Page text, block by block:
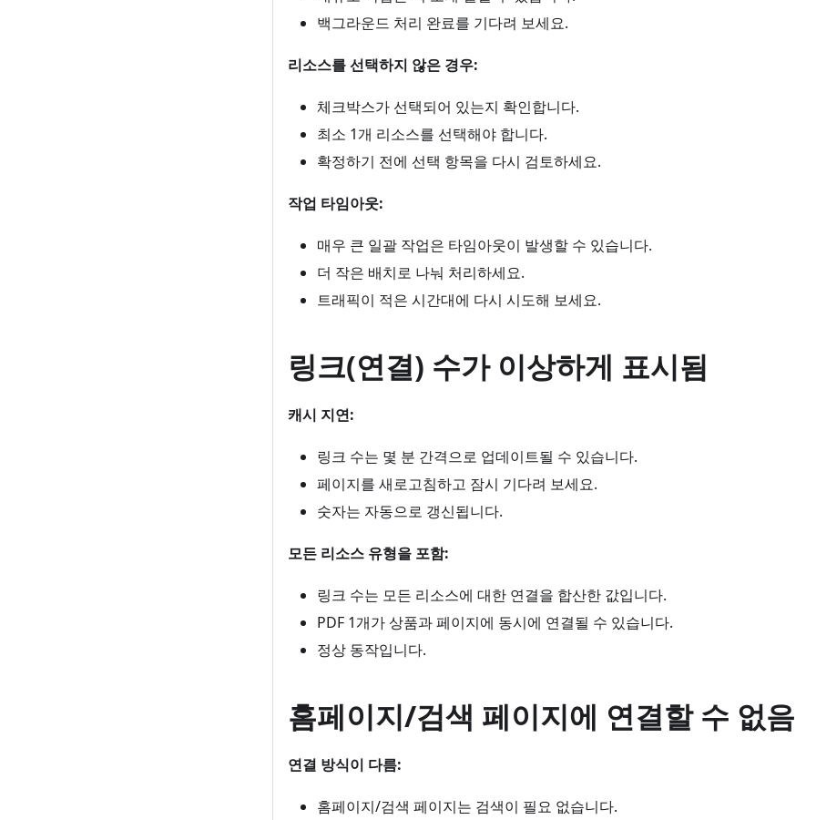
백그라운드 처리 완료를 기다려 보세요.
리소스를 선택하지 않은 경우:
체크박스가 선택되어 있는지 확인합니다.
최소 1개 리소스를 선택해야 합니다.
확정하기 전에 선택 항목을 다시 검토하세요.
작업 타임아웃:
매우 큰 일괄 작업은 타임아웃이 발생할 수 있습니다.
더 작은 배치로 나눠 처리하세요.
트래픽이 적은 시간대에 다시 시도해 보세요.
링크(연결) 수가 이상하게 표시됨
캐시 지연:
링크 수는 몇 분 간격으로 업데이트될 수 있습니다.
페이지를 새로고침하고 잠시 기다려 보세요.
숫자는 자동으로 갱신됩니다.
모든 리소스 유형을 포함:
링크 수는 모든 리소스에 대한 연결을 합산한 값입니다.
PDF 1개가 상품과 페이지에 동시에 연결될 수 있습니다.
정상 동작입니다.
홈페이지/검색 페이지에 연결할 수 없음
연결 방식이 다름:
홈페이지/검색 페이지는 검색이 필요 없습니다.